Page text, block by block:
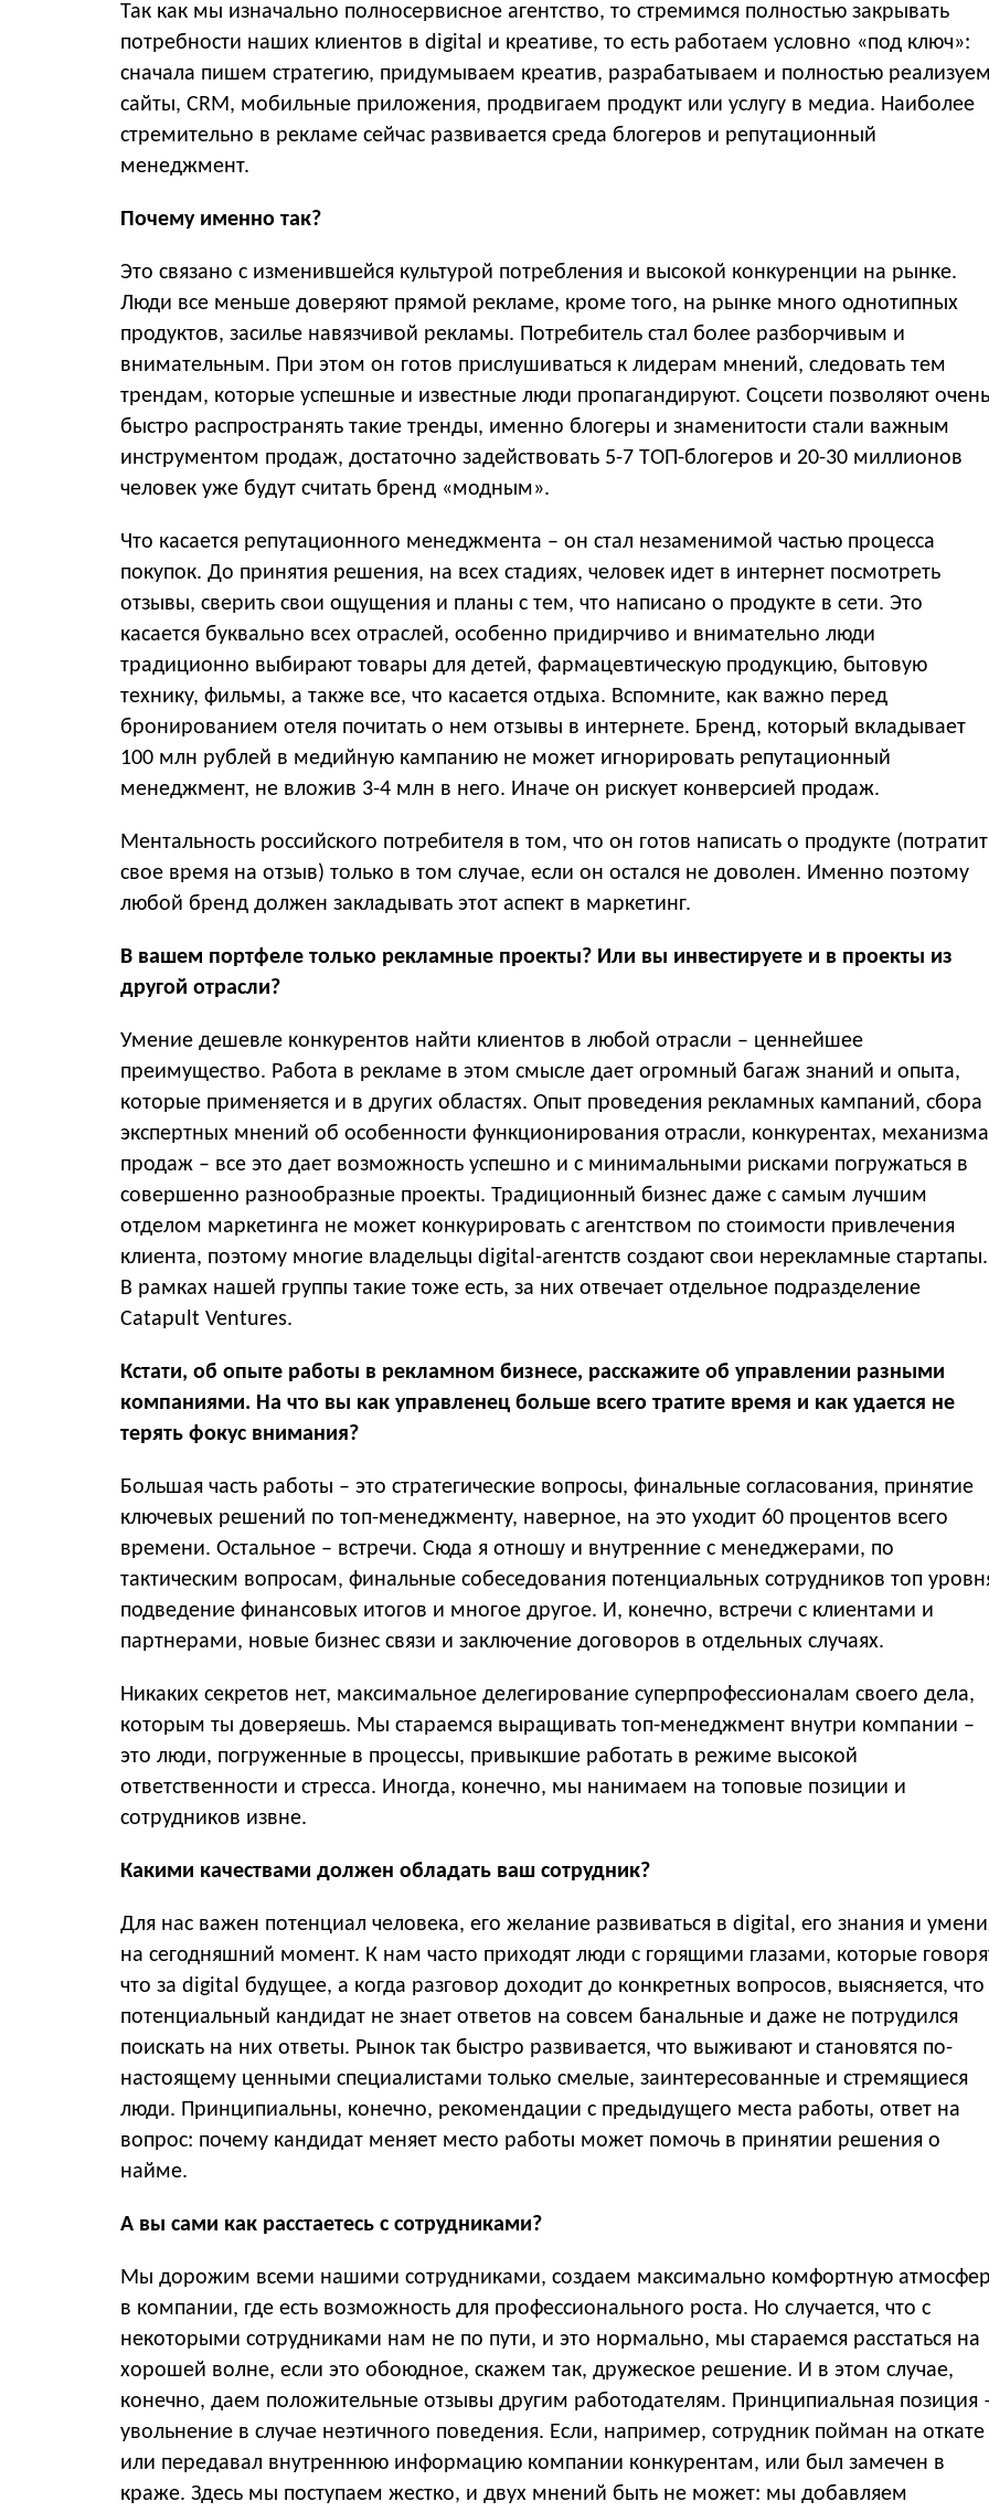
Так как мы изначально полносервисное агентство, то стремимся полностью закрывать
потребности наших клиентов в digital и креативе, то есть работаем условно «под ключ»:
сначала пишем стратегию, придумываем креатив, разрабатываем и полностью
сайты, CRM, мобильные приложения, продвигаем продукт или услугу в медиа. Наиболее
стремительно в рекламе сейчас развивается среда блогеров и репутационный
менеджмент.
Почему именно так?
Это связано с изменившейся культурой потребления и высокой конкуренции на рынке.
Люди все меньше доверяют прямой рекламе, кроме того, на рынке много однотипных
продуктов, засилье навязчивой рекламы. Потребитель стал более разборчивым и
внимательным. При этом он готов прислушиваться к лидерам мнений, следовать тем
трендам, которые успешные и известные люди пропагандируют. Соцсети позволяют очень
быстро распространять такие тренды, именно блогеры и знаменитости стали важным
инструментом продаж, достаточно задействовать 5-7 ТОП-блогеров и 20-30 миллионов
человек уже будут считать бренд «модным».
Что касается репутационного менеджмента – он стал незаменимой частью процесса
покупок. До принятия решения, на всех стадиях, человек идет в интернет посмотреть
отзывы, сверить свои ощущения и планы с тем, что написано о продукте в сети. Это
касается буквально всех отраслей, особенно придирчиво и внимательно люди
традиционно выбирают товары для детей, фармацевтическую продукцию, бытовую
технику, фильмы, а также все, что касается отдыха. Вспомните, как важно перед
бронированием отеля почитать о нем отзывы в интернете. Бренд, который вкладывает
100 млн рублей в медийную кампанию не может игнорировать репутационный
менеджмент, не вложив 3-4 млн в него. Иначе он рискует конверсией продаж.
Ментальность российского потребителя в том, что он готов написать о продукте
свое время на отзыв) только в том случае, если он остался не доволен. Именно поэтому
любой бренд должен закладывать этот аспект в маркетинг.
В вашем портфеле только рекламные проекты? Или вы инвестируете и в проекты из
другой отрасли?
Умение дешевле конкурентов найти клиентов в любой отрасли – ценнейшее
преимущество. Работа в рекламе в этом смысле дает огромный багаж знаний и опыта,
которые применяется и в других областях. Опыт проведения рекламных кампаний, сбора
экспертных мнений об особенности функционирования отрасли, конкурентах,
продаж – все это дает возможность успешно и с минимальными рисками погружаться в
совершенно разнообразные проекты. Традиционный бизнес даже с самым лучшим
отделом маркетинга не может конкурировать с агентством по стоимости привлечения
клиента, поэтому многие владельцы digital-агентств создают свои нерекламные стартапы.
В рамках нашей группы такие тоже есть, за них отвечает отдельное подразделение
Catapult Ventures.
Кстати, об опыте работы в рекламном бизнесе, расскажите об управлении разными
компаниями. На что вы как управленец больше всего тратите время и как удается не
терять фокус внимания?
Большая часть работы – это стратегические вопросы, финальные согласования, принятие
ключевых решений по топ-менеджменту, наверное, на это уходит 60 процентов всего
времени. Остальное – встречи. Сюда я отношу и внутренние с менеджерами, по
тактическим вопросам, финальные собеседования потенциальных сотрудников топ
подведение финансовых итогов и многое другое. И, конечно, встречи с клиентами и
партнерами, новые бизнес связи и заключение договоров в отдельных случаях.
Никаких секретов нет, максимальное делегирование суперпрофессионалам своего дела,
которым ты доверяешь. Мы стараемся выращивать топ-менеджмент внутри компании –
это люди, погруженные в процессы, привыкшие работать в режиме высокой
ответственности и стресса. Иногда, конечно, мы нанимаем на топовые позиции и
сотрудников извне.
Какими качествами должен обладать ваш сотрудник?
Для нас важен потенциал человека, его желание развиваться в digital, его знания и
на сегодняшний момент. К нам часто приходят люди с горящими глазами, которые
что за digital будущее, а когда разговор доходит до конкретных вопросов, выясняется, что
потенциальный кандидат не знает ответов на совсем банальные и даже не потрудился
поискать на них ответы. Рынок так быстро развивается, что выживают и становятся по-
настоящему ценными специалистами только смелые, заинтересованные и стремящиеся
люди. Принципиальны, конечно, рекомендации с предыдущего места работы, ответ на
вопрос: почему кандидат меняет место работы может помочь в принятии решения о
найме.
А вы сами как расстаетесь с сотрудниками?
Мы дорожим всеми нашими сотрудниками, создаем максимально комфортную
в компании, где есть возможность для профессионального роста. Но случается, что с
некоторыми сотрудниками нам не по пути, и это нормально, мы стараемся расстаться на
хорошей волне, если это обоюдное, скажем так, дружеское решение. И в этом случае,
конечно, даем положительные отзывы другим работодателям. Принципиальная позиция
увольнение в случае неэтичного поведения. Если, например, сотрудник пойман на откате
или передавал внутреннюю информацию компании конкурентам, или был замечен в
краже. Здесь мы поступаем жестко, и двух мнений быть не может: мы добавляем